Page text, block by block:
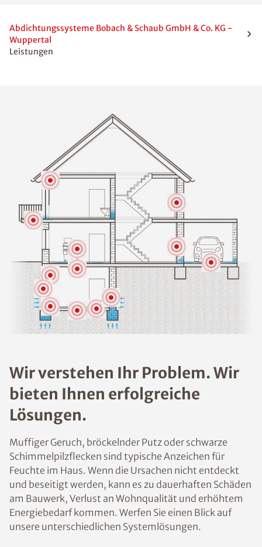
Abdichtungssysteme Bobach & Schaub GmbH & Co. KG -
Wuppertal
Leistungen
Wir verstehen Ihr Problem. Wir
bieten Ihnen erfolgreiche
Lösungen.
Muffiger Geruch, bröckelnder Putz oder schwarze
Schimmelpilzflecken sind typische Anzeichen für
Feuchte im Haus. Wenn die Ursachen nicht entdeckt
und beseitigt werden, kann es zu dauerhaften Schäden
am Bauwerk, Verlust an Wohnqualität und erhöhtem
Energiebedarf kommen. Werfen Sie einen Blick auf
unsere unterschiedlichen Systemlösungen.